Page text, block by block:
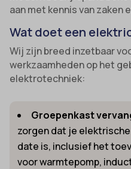
aan met kennis van zaken
Wat doet een
Wij zijn breed inzetbaar
werkzaamheden op het
elektrotechniek:
Groepenkast
zorgen dat je
date is, inclusief het
voor warmtepomp,